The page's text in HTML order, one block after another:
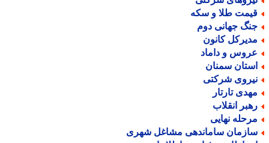
طلا و سکه
جهانی دوم
کانون
و داماد
سمنان
شرکتی
تارتار
انقلاب
نهایی
ساماندهی مشاغل شهری